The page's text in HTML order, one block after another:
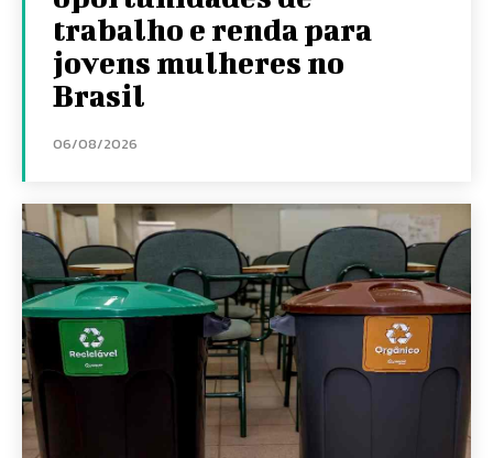
trabalho e renda para
jovens mulheres no
Brasil
06/08/2026